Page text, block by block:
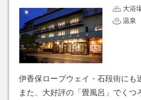
大浴
温泉
伊香保ロープウェイ・石段街にも
また、大好評の「畳風呂」でくつ